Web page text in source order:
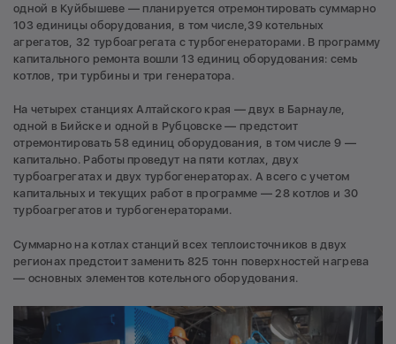
одной в Куйбышеве — планируется отремонтировать суммарно
103 единицы оборудования, в том числе,39 котельных
агрегатов, 32 турбоагрегата с турбогенераторами. В программу
капитального ремонта вошли 13 единиц оборудования: семь
котлов, три турбины и три генератора.
На четырех станциях Алтайского края — двух в Барнауле,
одной в Бийске и одной в Рубцовске — предстоит
отремонтировать 58 единиц оборудования, в том числе 9 —
капитально. Работы проведут на пяти котлах, двух
турбоагрегатах и двух турбогенераторах. А всего с учетом
капитальных и текущих работ в программе — 28 котлов и 30
турбоагрегатов и турбогенераторами.
Суммарно на котлах станций всех теплоисточников в двух
регионах предстоит заменить 825 тонн поверхностей нагрева
— основных элементов котельного оборудования.